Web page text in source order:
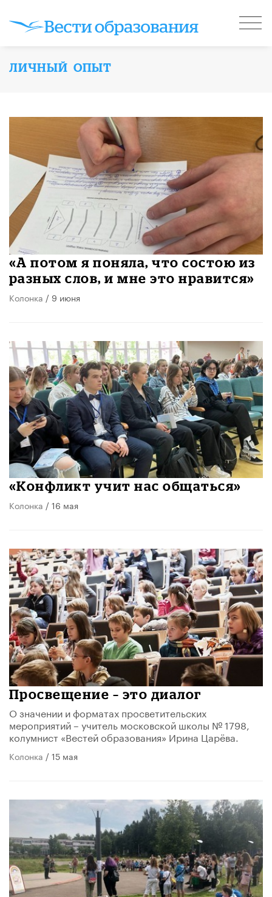
ЛИЧНЫЙ ОПЫТ
«А потом я поняла, что состою из
разных слов, и мне это нравится»
Колонка / 9 июня
«Конфликт учит нас общаться»
Колонка / 16 мая
Просвещение – это диалог
О значении и форматах просветительских
мероприятий – учитель московской школы № 1798,
колумнист «Вестей образования» Ирина Царёва.
Колонка / 15 мая